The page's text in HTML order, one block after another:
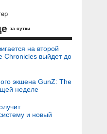
за сутки
на второй
Chronicles выйдет до
экшена GunZ: The
неделе
и новый